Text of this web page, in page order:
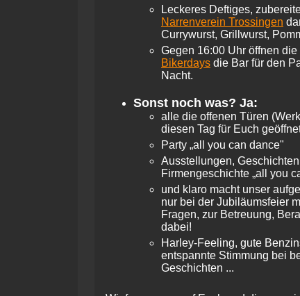
Leckeres Deftiges,
Narrenverein Trossingen
Currywurst, Grillwurst,
Gegen 16:00 Uhr öffnen
Bikerdays die Bar für den
Nacht.
Sonst noch was? Ja:
alle die offenen Türen
diesen Tag für Euch
Party „all you can dance"
Ausstellungen,
Firmengeschichte „all you
und klaro macht unser
nur bei der Jubiläumsfeier
Fragen, zur Betreuung,
dabei!
Harley-Feeling, gute
entspannte Stimmung bei
Geschichten ...